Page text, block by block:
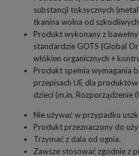
substancji toksycznych
tkanina wolna od
Produkt wykonany z
standardzie GOTS (Global
włókien organicznych +
Produkt spełnia wymagania
przepisach UE dla
dzieci (m.in. Rozporządzenie
Nie używać w przypadku
Produkt przeznaczony do
Trzymać z dala od ognia.
Zawsze stosować zgodnie z